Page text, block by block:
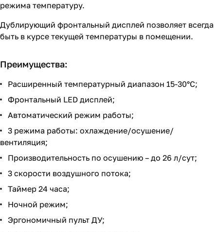
режима температуру.
Дублирующий фронтальный дисплей позволяет всегда
быть в курсе текущей температуры в помещении.
Преимущества:
Расширенный температурный диапазон 15-30°С;
Фронтальный LED дисплей;
Автоматический режим работы;
3 режима работы: охлаждение/осушение/
вентиляция;
Производительность по осушению – до 26 л/сут;
3 скорости воздушного потока;
Таймер 24 часа;
Ночной режим;
Эргономичный пульт ДУ;